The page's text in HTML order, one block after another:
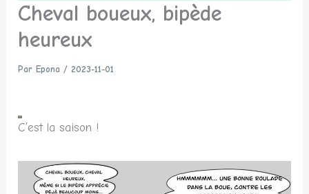
Cheval boueux, bipède
heureux
Par Epona/2023-11-01
C’est la saison !